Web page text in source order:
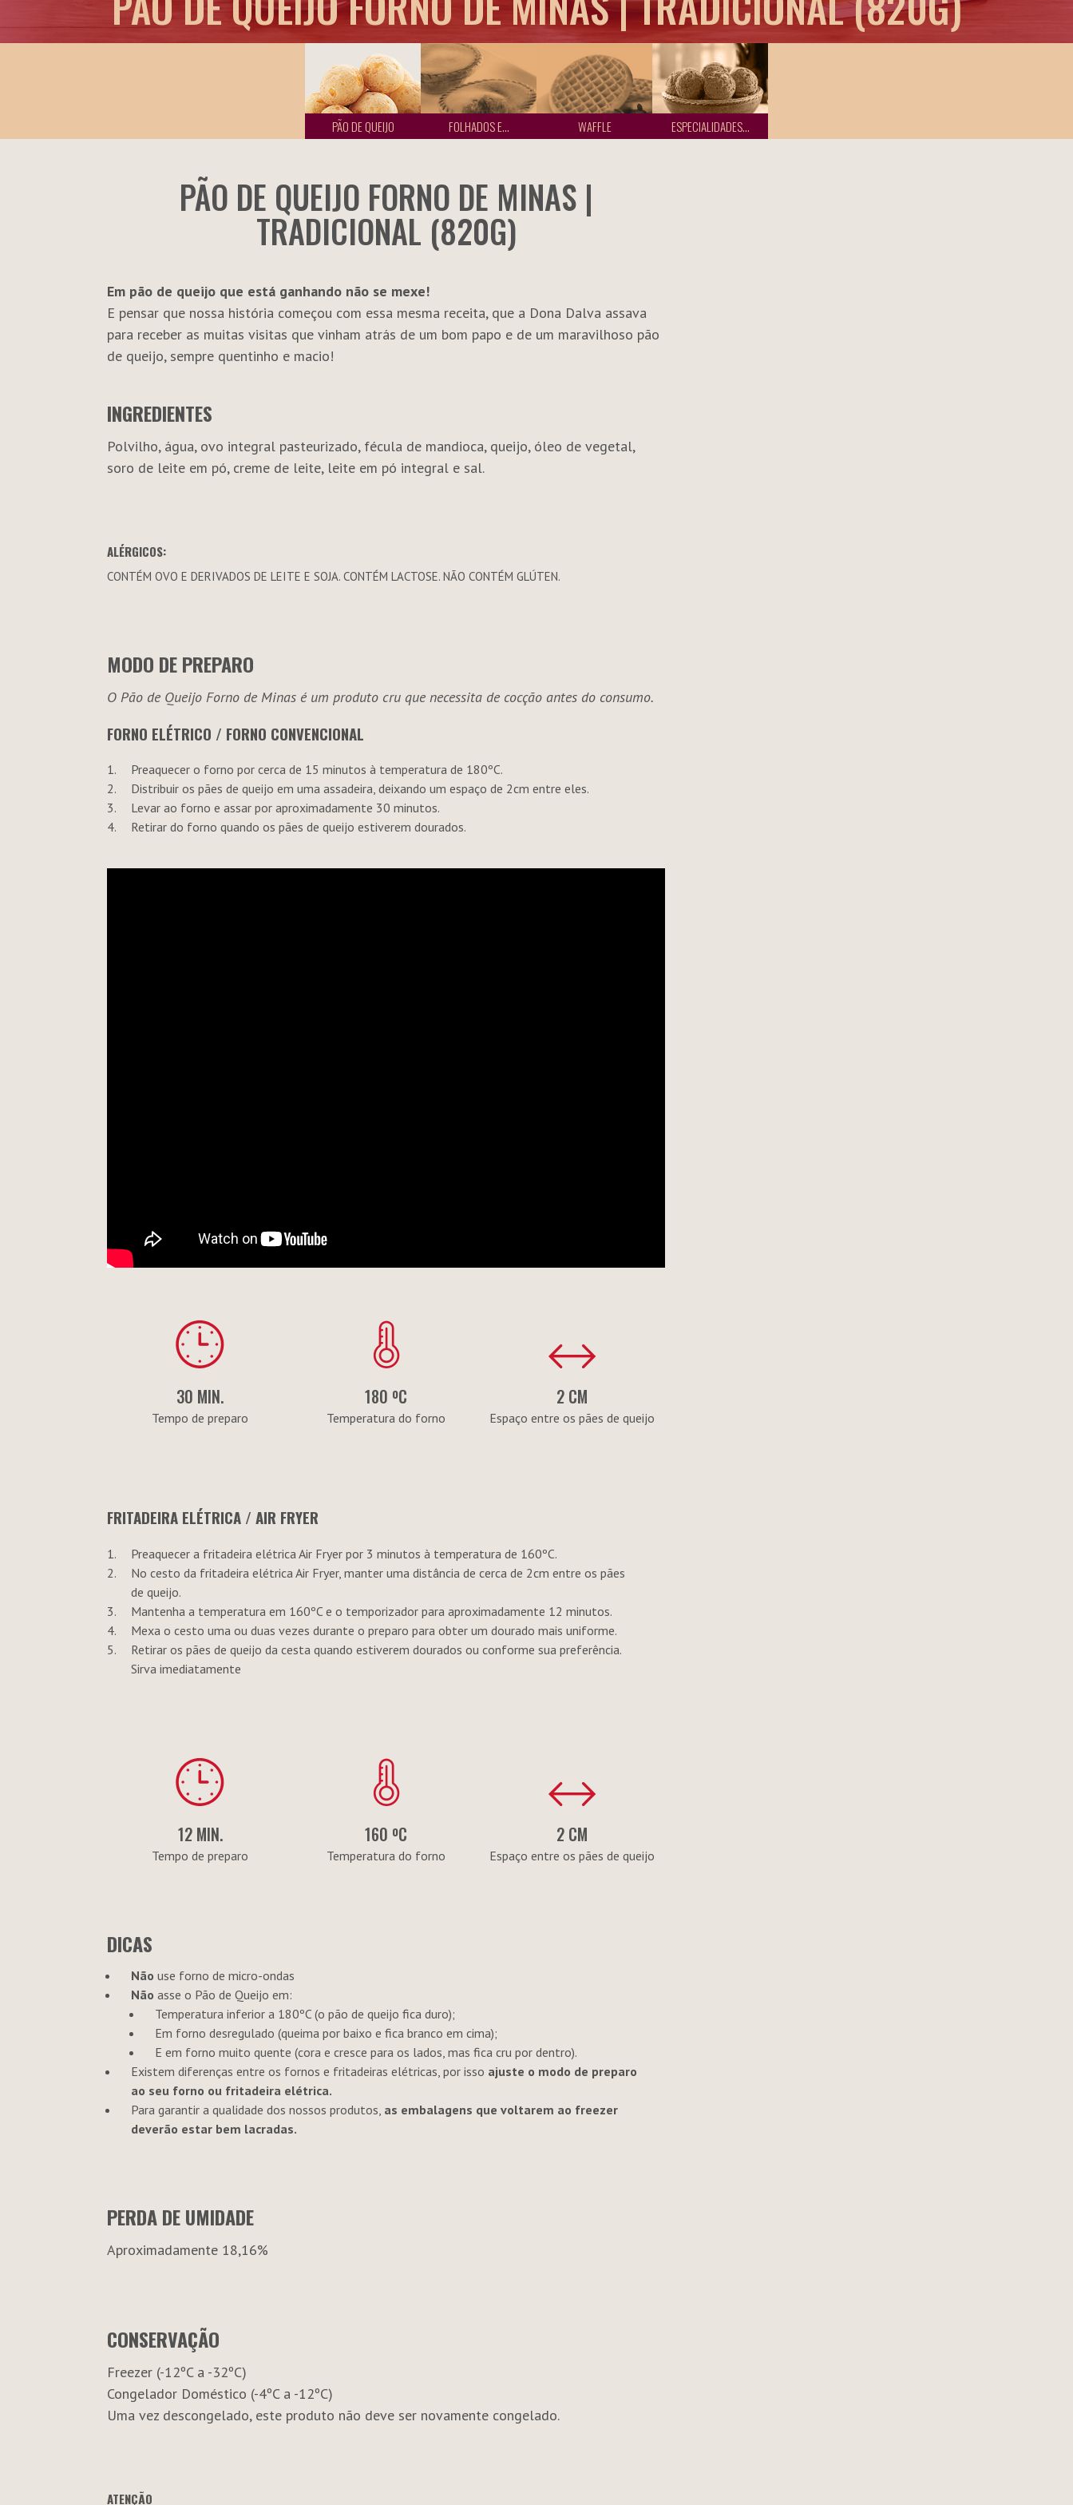
PÃO DE QUEIJO FOLHADOS E... WAFFLE ESPECIALIDADES...
PÃO DE QUEIJO FORNO DE MINAS |
TRADICIONAL (820G)
Em pão de queijo que está ganhando não se mexe!
E pensar que nossa história começou com essa mesma receita, que a Dona Dalva assava
para receber as muitas visitas que vinham atrás de um bom papo e de um maravilhoso pão
de queijo, sempre quentinho e macio!
INGREDIENTES
Polvilho, água, ovo integral pasteurizado, fécula de mandioca, queijo, óleo de vegetal,
soro de leite em pó, creme de leite, leite em pó integral e sal.
ALÉRGICOS:
CONTÉM OVO E DERIVADOS DE LEITE E SOJA. CONTÉM LACTOSE. NÃO CONTÉM GLÚTEN.
MODO DE PREPARO
O Pão de Queijo Forno de Minas é um produto cru que necessita de cocção antes do consumo.
FORNO ELÉTRICO / FORNO CONVENCIONAL
Preaquecer o forno por cerca de 15 minutos à temperatura de 180ºC.
Distribuir os pães de queijo em uma assadeira, deixando um espaço de 2cm entre eles.
Levar ao forno e assar por aproximadamente 30 minutos.
Retirar do forno quando os pães de queijo estiverem dourados.
30 MIN.
Tempo de preparo
180 ºC
Temperatura do forno
2 CM
Espaço entre os pães de queijo
FRITADEIRA ELÉTRICA / AIR FRYER
Preaquecer a fritadeira elétrica Air Fryer por 3 minutos à temperatura de 160ºC.
No cesto da fritadeira elétrica Air Fryer, manter uma distância de cerca de 2cm entre os pães
de queijo.
Mantenha a temperatura em 160ºC e o temporizador para aproximadamente 12 minutos.
Mexa o cesto uma ou duas vezes durante o preparo para obter um dourado mais uniforme.
Retirar os pães de queijo da cesta quando estiverem dourados ou conforme sua preferência.
Sirva imediatamente
12 MIN.
Tempo de preparo
160 ºC
Temperatura do forno
2 CM
Espaço entre os pães de queijo
DICAS
Não use forno de micro-ondas
Não asse o Pão de Queijo em:
Temperatura inferior a 180ºC (o pão de queijo fica duro);
Em forno desregulado (queima por baixo e fica branco em cima);
E em forno muito quente (cora e cresce para os lados, mas fica cru por dentro).
Existem diferenças entre os fornos e fritadeiras elétricas, por isso ajuste o modo de preparo
ao seu forno ou fritadeira elétrica.
Para garantir a qualidade dos nossos produtos, as embalagens que voltarem ao freezer
deverão estar bem lacradas.
PERDA DE UMIDADE
Aproximadamente 18,16%
CONSERVAÇÃO
Freezer (-12ºC a -32ºC)
Congelador Doméstico (-4ºC a -12ºC)
Uma vez descongelado, este produto não deve ser novamente congelado.
ATENÇÃO